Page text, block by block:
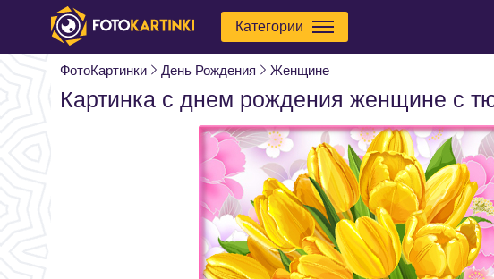
Категории
ФотоКартинки День Рождения Женщине
Картинка с днем рождения женщине с